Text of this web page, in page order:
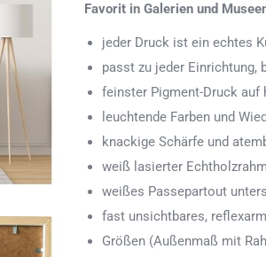
Favorit in Galerien und
jeder Druck ist ein echtes
passt zu jeder Einrichtung,
feinster Pigment-Druck
leuchtende Farben und
knackige Schärfe und
weiß lasierter
weißes Passepartout
fast unsichtbares,
Größen (Außenmaß mit